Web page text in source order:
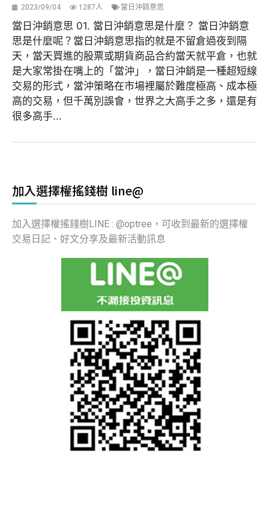
2023/09/04 1287人 當日沖銷意思
當日沖銷意思 01. 當日沖銷意思是什麼？ 當日沖銷意
思是什麼呢？當日沖銷意思指的就是不留倉過夜到隔
天，當天買進的股票或期貨商品合約當天就平倉，也就
是大家常掛在嘴上的「當沖」，當日沖銷是一種超短線
交易的形式，當沖策略在市場裡屬於難度極高、成本極
高的交易，但千萬別誤會，世界之大高手之多，還是有
很多高手...
加入選擇權搖錢樹 line@
加入選擇權搖錢樹LINE : @optree，可收到最新的選擇權
交易日記、好文分享及最新活動訊息